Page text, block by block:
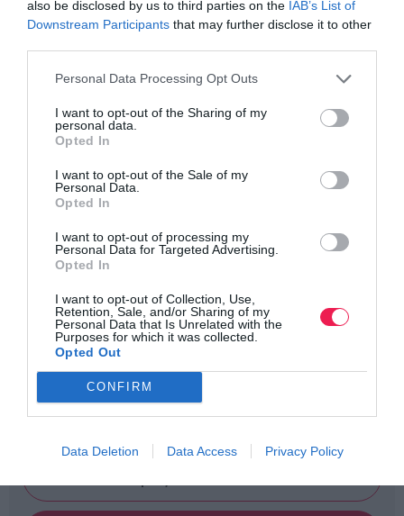
also be disclosed by us to third parties on the IAB’s List of
Downstream Participants that may further disclose it to other
Personal Data Processing Opt Outs
I want to opt-out of the Sharing of my
personal data.
Opted In
I want to opt-out of the Sale of my
Personal Data.
Opted In
I want to opt-out of processing my
Personal Data for Targeted Advertising.
Opted In
I want to opt-out of Collection, Use,
Retention, Sale, and/or Sharing of my
Personal Data that Is Unrelated with the
Purposes for which it was collected.
Opted Out
CONFIRM
Data Deletion Data Access Privacy Policy
Γίνε Συνδρομητής